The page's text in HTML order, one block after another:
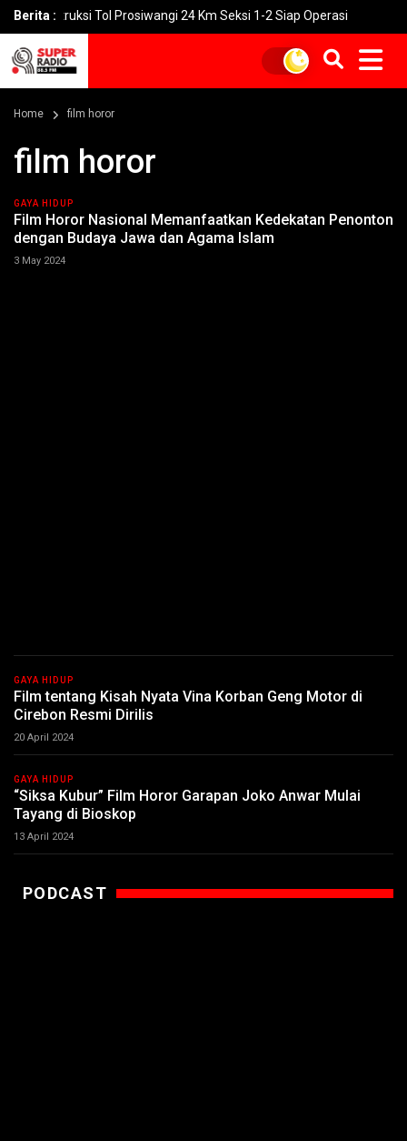
Berita :Tol Prosiwangi 24 Km Seksi 1-2 Siap Operasi
Home film horor
film horor
GAYA HIDUP
Film Horor Nasional Memanfaatkan Kedekatan Penonton
dengan Budaya Jawa dan Agama Islam
3 May 2024
GAYA HIDUP
Film tentang Kisah Nyata Vina Korban Geng Motor di
Cirebon Resmi Dirilis
20 April 2024
GAYA HIDUP
“Siksa Kubur” Film Horor Garapan Joko Anwar Mulai
Tayang di Bioskop
13 April 2024
PODCAST